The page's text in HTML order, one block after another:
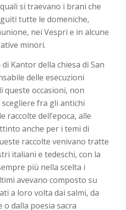
si traevano i brani che
tutte le domeniche,
nei Vespri e in alcune
minori.
Kantor della chiesa di San
delle esecuzioni
queste occasioni, non
fra gli antichi
dell’epoca, alle
anche per i temi di
raccolte venivano tratte
italiani e tedeschi, con la
più nella scelta i
avevano composto su
a loro volta dai salmi, da
o dalla poesia sacra